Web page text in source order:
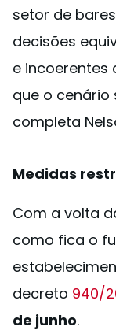
setor de
decisões
e incoerentes
que o cenário
completa
Medidas
Com a volta
como fica o
decreto 940/
de junho.